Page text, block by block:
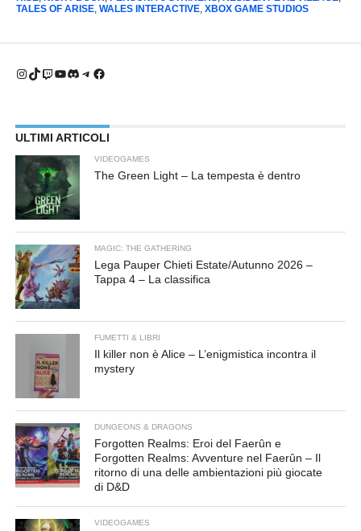
TALES OF ARISE, WALES INTERACTIVE, XBOX GAME STUDIOS
Instagram
TikTok
Twitch
YouTube
Discord
Telegram
Facebook
ULTIMI ARTICOLI
VIDEOGAMES
The Green Light – La tempesta è dentro
MAGIC: THE GATHERING
Lega Pauper Chieti Estate/Autunno 2026 –
Tappa 4 – La classifica
FUMETTI & LIBRI
Il killer non è Alice – L’enigmistica incontra il
mystery
DUNGEONS & DRAGONS
Forgotten Realms: Eroi del Faerûn e
Forgotten Realms: Avventure nel Faerûn – Il
ritorno di una delle ambientazioni più giocate
di D&D
VIDEOGAMES